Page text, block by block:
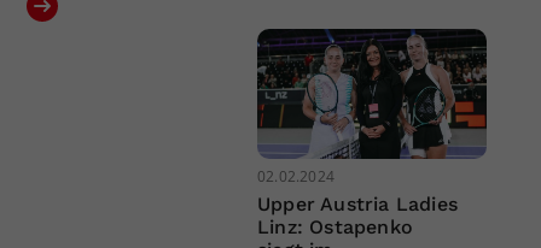
02.02.2024
Upper Austria Ladies
Linz: Ostapenko